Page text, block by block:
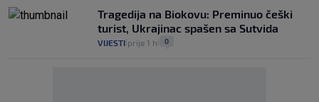
Tragedija na Biokovu: Preminuo češki
turist, Ukrajinac spašen sa Sutvida
VIJESTI prije 1 h 0